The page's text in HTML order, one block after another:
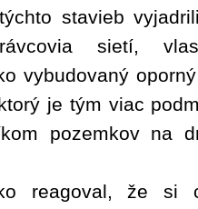
stavieb
sietí,
vybudovaný
je tým viac
pozemkov na
reagoval, že si